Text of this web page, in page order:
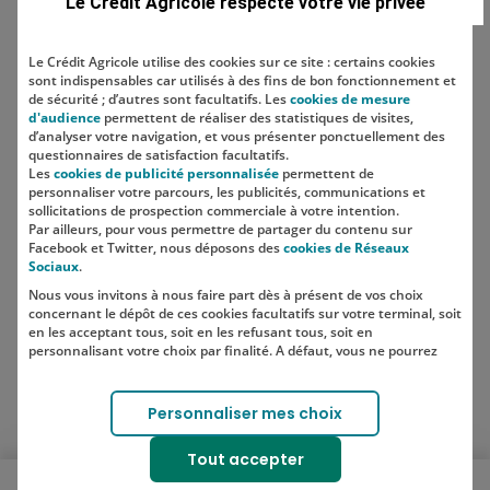
Localisation
SUIVEZ-NOUS SUR LES RÉSEAUX
SOCIAUX
Lien vers le compte Instagram
Lien vers le compte TikTok
Ouvrir le menu mobile
Le Crédit Agricole utilise des cookies sur ce site : certains cookies
sont indispensables car utilisés à des fins de bon fonctionnement et
de sécurité ; d’autres sont facultatifs. Lescookies de mesure
d'audience permettent de réaliser des statistiques de visites,
d’analyser votre navigation, et vous présenter ponctuellement des
questionnaires de satisfaction facultatifs.
Lescookies de publicité personnalisée permettent de
personnaliser votre parcours, les publicités, communications et
sollicitations de prospection commerciale à votre intention.
Par ailleurs, pour vous permettre de partager du contenu sur
Facebook et Twitter, nous déposons descookies de Réseaux
Sociaux.
Nous vous invitons à nous faire part dès à présent de vos choix
concernant le dépôt de ces cookies facultatifs sur votre terminal, soit
en les acceptant tous, soit en les refusant tous, soit en
personnalisant votre choix par finalité. A défaut, vous ne pourrez
Votre choix est libre et peut être modifié à tout moment, en cliquant
sur le lien "Cookies", en bas de page.
Pour en savoir plus sur les responsables de traitement et les
finalités, cliquez sur "Personnaliser mes choix".
Personnaliser mes choix
Tout accepter